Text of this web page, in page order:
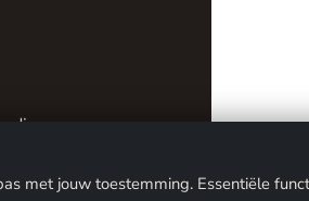
met jouw toestemming. Essentiële